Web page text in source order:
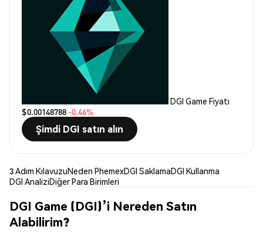
DGI Game Fiyatı
$0.00148788 -0.46%
Şimdi DGI satın alın
3 Adım KılavuzuNeden PhemexDGI SaklamaDGI Kullanma
DGI AnaliziDiğer Para Birimleri
DGI Game (DGI)’i Nereden Satın
Alabilirim?